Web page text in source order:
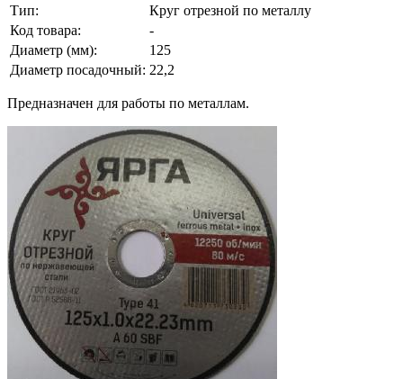
Тип:
Круг отрезной по металлу
Код товара:
-
Диаметр (мм):
125
Диаметр посадочный: 22,2
Предназначен для работы по металлам.